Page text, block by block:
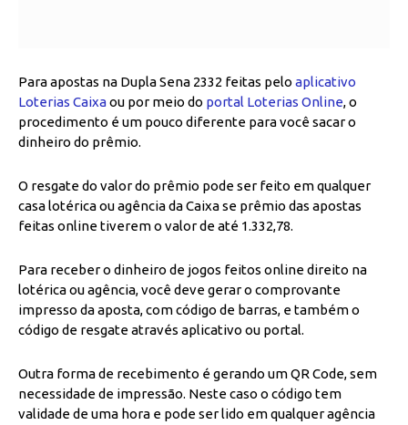
Para apostas na Dupla Sena 2332 feitas pelo aplicativo
Loterias Caixaou por meio do portal Loterias Online, o
procedimento é um pouco diferente para você sacar o
dinheiro do prêmio.
O resgate do valor do prêmio pode ser feito em qualquer
casa lotérica ou agência da Caixa se prêmio das apostas
feitas online tiverem o valor de até 1.332,78.
Para receber o dinheiro de jogos feitos online direito na
lotérica ou agência, você deve gerar o comprovante
impresso da aposta, com código de barras, e também o
código de resgate através aplicativo ou portal.
Outra forma de recebimento é gerando um QR Code, sem
necessidade de impressão. Neste caso o código tem
validade de uma hora e pode ser lido em qualquer agência